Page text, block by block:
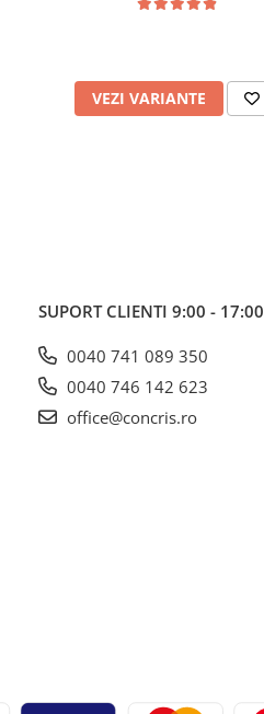
VEZI VARIANTE
SUPORT CLIENTI 9:00 - 17:00
0040 741 089 350
0040 746 142 623
office@concris.ro